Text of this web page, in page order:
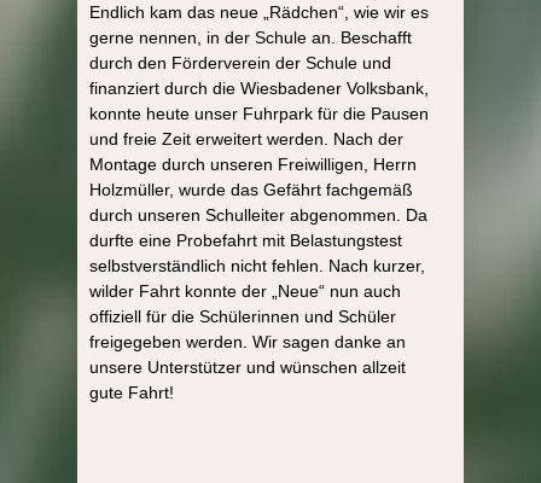
Endlich kam das neue „Rädchen“, wie wir es
gerne nennen, in der Schule an. Beschafft
durch den Förderverein der Schule und
finanziert durch die Wiesbadener Volksbank,
konnte heute unser Fuhrpark für die Pausen
und freie Zeit erweitert werden. Nach der
Montage durch unseren Freiwilligen, Herrn
Holzmüller, wurde das Gefährt fachgemäß
durch unseren Schulleiter abgenommen. Da
durfte eine Probefahrt mit Belastungstest
selbstverständlich nicht fehlen. Nach kurzer,
wilder Fahrt konnte der „Neue“ nun auch
offiziell für die Schülerinnen und Schüler
freigegeben werden. Wir sagen danke an
unsere Unterstützer und wünschen allzeit
gute Fahrt!